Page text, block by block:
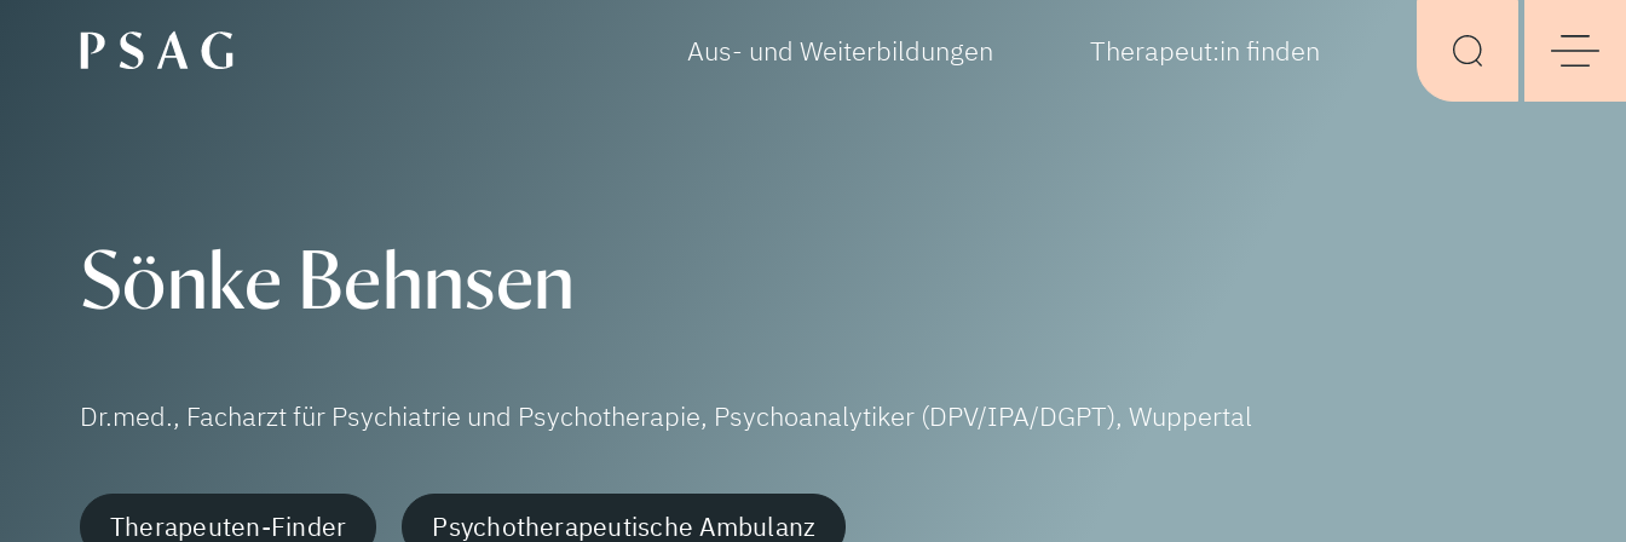
Aus- und Weiterbildungen Therapeut:in finden
Sönke Behnsen
Dr.med., Facharzt für Psychiatrie und Psychotherapie, Psychoanalytiker (DPV/IPA/DGPT), Wuppertal
Therapeuten-Finder Psychotherapeutische Ambulanz